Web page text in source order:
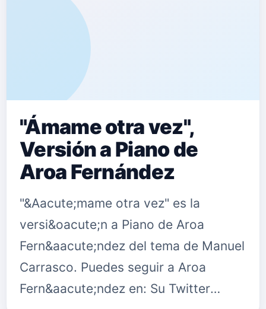
"Ámame otra vez",
Versión a Piano de
Aroa Fernández
"&Aacute;mame otra vez" es la
versi&oacute;n a Piano de Aroa
Fern&aacute;ndez del tema de Manuel
Carrasco. Puedes seguir a Aroa
Fern&aacute;ndez en: Su Twitter